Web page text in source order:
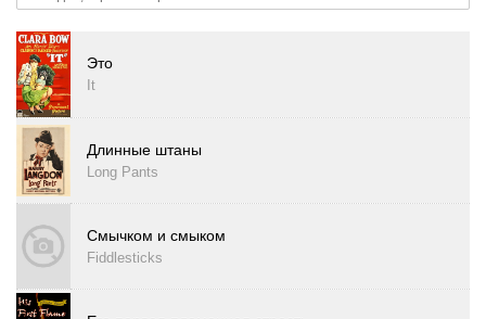
Это
It
Длинные штаны
Long Pants
Смычком и смыком
Fiddlesticks